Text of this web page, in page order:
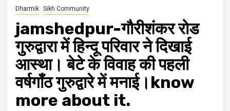
Dharmik Sikh Community
jamshedpur-गौरीशंकर रोड
गुरुद्वारा में हिन्दू परिवार ने दिखाई
आस्था। बेटे के विवाह की पहली
वर्षगाँठ गुरुद्वारे में मनाई।know
more about it.